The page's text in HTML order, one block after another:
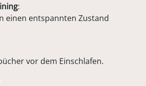
:
einen entspannten Zustand
vor dem Einschlafen.